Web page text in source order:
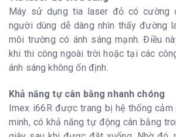
Máy sử dụng tia laser đỏ có cường
người dùng dễ dàng nhìn thấy đường
môi trường có ánh sáng mạnh. Điều
khi thi công ngoài trời hoặc tại các
ánh sáng không ổn định.
Khả năng tự cân bằng nhanh chóng
Imex i66R được trang bị hệ thống
minh, có khả năng tự động cân bằng